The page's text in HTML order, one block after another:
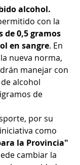
alcohol.
con la
de 0,5 gramos
en sangre. En
nueva norma,
manejar con
alcohol
de
por su
como
la Provincia"
cambiar la